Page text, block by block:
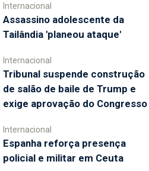
Internacional
Assassino adolescente da
Tailândia 'planeou ataque'
Internacional
Tribunal suspende construção
de salão de baile de Trump e
exige aprovação do Congresso
Internacional
Espanha reforça presença
policial e militar em Ceuta